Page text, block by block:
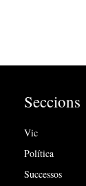
Seccions
Vic
Política
Successos